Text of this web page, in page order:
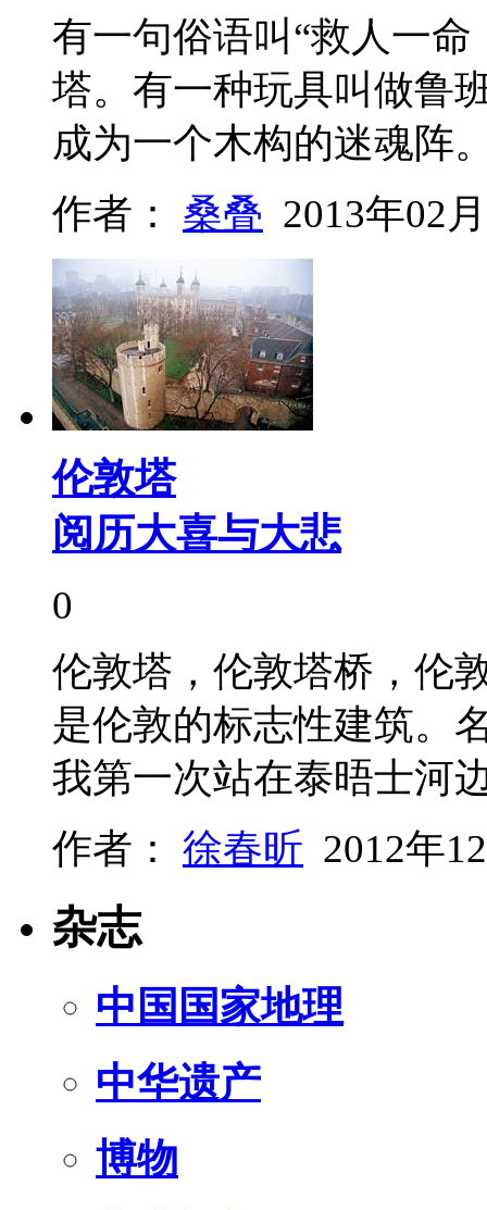
有一句俗语叫“救人一命
塔。有一种玩具叫做鲁
成为一个木构的迷魂
作者： 桑叠 2013年02
伦敦塔
阅历大喜与大悲
0
伦敦塔，伦敦塔桥，伦
是伦敦的标志性建筑。
我第一次站在泰晤士
作者： 徐春昕 2012年
杂志
中国国家地理
中华遗产
博物